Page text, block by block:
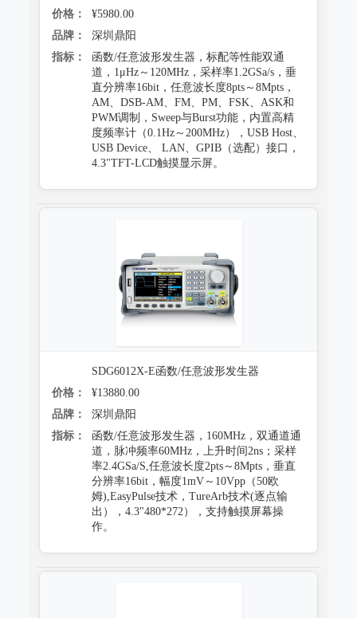
价格：
¥5980.00
品牌：
深圳鼎阳
指标：
函数/任意波形发生器，标配等性能双通
道，1μHz～120MHz，采样率1.2GSa/s，垂
直分辨率16bit，任意波长度8pts～8Mpts，
AM、DSB-AM、FM、PM、FSK、ASK和
PWM调制，Sweep与Burst功能，内置高精
度频率计（0.1Hz～200MHz），USB Host、
USB Device、 LAN、GPIB（选配）接口，
4.3"TFT-LCD触摸显示屏。
SDG6012X-E函数/任意波形发生器
价格：
¥13880.00
品牌：
深圳鼎阳
指标：
函数/任意波形发生器，160MHz，双通道通
道，脉冲频率60MHz，上升时间2ns；采样
率2.4GSa/S,任意波长度2pts～8Mpts，垂直
分辨率16bit，幅度1mV～10Vpp（50欧
姆),EasyPulse技术，TureArb技术(逐点输
出），4.3"480*272），支持触摸屏幕操
作。